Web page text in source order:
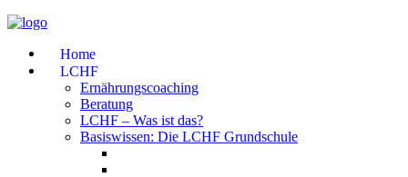
Home
LCHF
Ernährungscoaching
Beratung
LCHF – Was ist das?
Basiswissen: Die LCHF Grundschule